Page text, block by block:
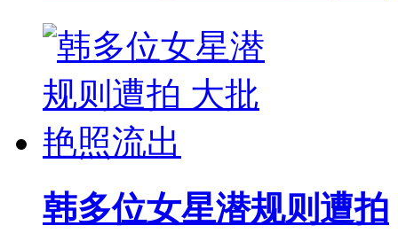
韩多位女星潜规则遭拍